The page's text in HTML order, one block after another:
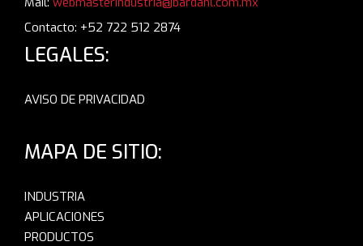
Contacto: +52 722 512 2874
LEGALES:
AVISO DE PRIVACIDAD
MAPA DE SITIO:
INDUSTRIA
APLICACIONES
PRODUCTOS